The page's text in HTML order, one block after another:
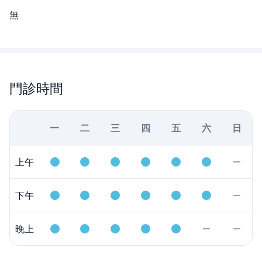
無
門診時間
一 二 三 四 五 六 日
上午
下午
晚上